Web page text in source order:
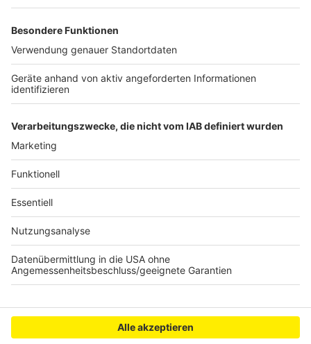
Ersatzteil fürs Auto. Das ist "Foodtainment" der
Extraklasse. Feinste Küche, die man überall genießen
oder wie Nelson es sagt: "Macht nix, wenn's
schmeckt!"
Nelson Müller live erleben? Hier gibt esInfos zu den
Anzeige